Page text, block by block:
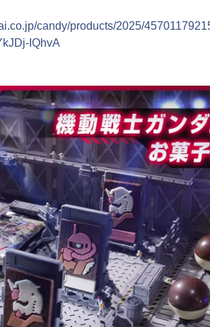
candy/products/2025/
IQhvA